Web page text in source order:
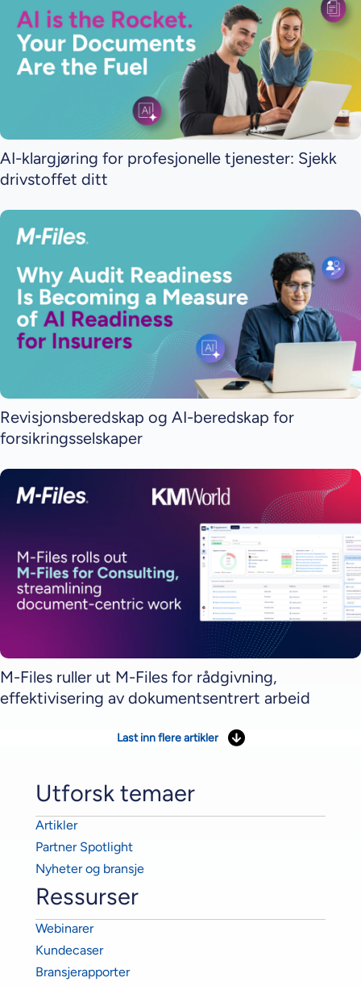
AI-klargjøring for profesjonelle tjenester: Sjekk
drivstoffet ditt
Revisjonsberedskap og AI-beredskap for
forsikringsselskaper
M-Files ruller ut M-Files for rådgivning,
effektivisering av dokumentsentrert arbeid
Last inn flere artikler
Utforsk temaer
Artikler
Partner Spotlight
Nyheter og bransje
Ressurser
Webinarer
Kundecaser
Bransjerapporter